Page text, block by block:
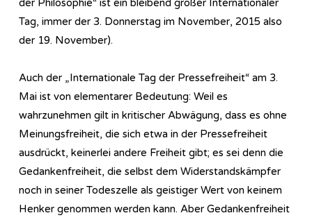
der Philosophie“ ist ein bleibend großer Internationaler
Tag, immer der 3. Donnerstag im November, 2015 also
der 19. November).
Auch der „Internationale Tag der Pressefreiheit“ am 3.
Mai ist von elementarer Bedeutung: Weil es
wahrzunehmen gilt in kritischer Abwägung, dass es ohne
Meinungsfreiheit, die sich etwa in der Pressefreiheit
ausdrückt, keinerlei andere Freiheit gibt; es sei denn die
Gedankenfreiheit, die selbst dem Widerstandskämpfer
noch in seiner Todeszelle als geistiger Wert von keinem
Henker genommen werden kann. Aber Gedankenfreiheit